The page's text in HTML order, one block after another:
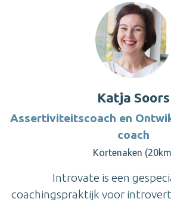
Katja Soors
Assertiviteitscoach en
coach
Kortenaken
Introvate is een
coachingspraktijk voor